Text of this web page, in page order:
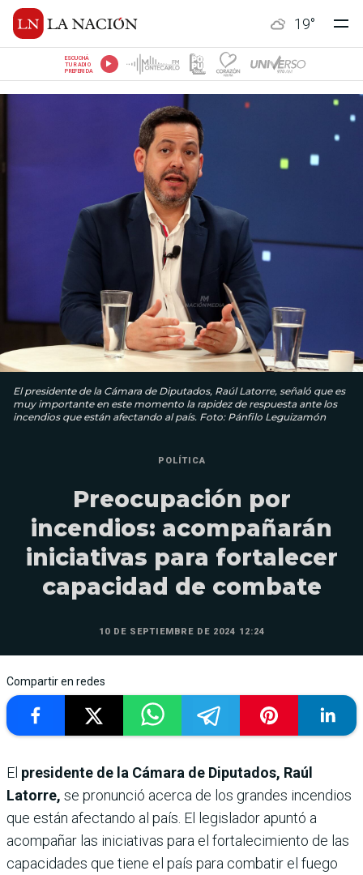
19°
ESCUCHÁ
TU RADIO
PREFERIDA
El presidente de la Cámara de Diputados, Raúl Latorre, señaló que es
muy importante en este momento la rapidez de respuesta ante los
incendios que están afectando al país. Foto: Pánfilo Leguizamón
POLÍTICA
Preocupación por
incendios: acompañarán
iniciativas para fortalecer
capacidad de combate
10 DE SEPTIEMBRE DE 2024 12:24
Compartir en redes
El presidente de la Cámara de Diputados, Raúl
Latorre, se pronunció acerca de los grandes incendios
que están afectando al país. El legislador apuntó a
acompañar las iniciativas para el fortalecimiento de las
capacidades que tiene el país para combatir el fuego